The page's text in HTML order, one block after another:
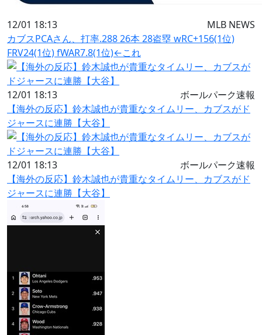
12/01 18:13
MLB NEWS
カブスPCAさん、打率.288 26本 28盗塁 wRC+156(1位)
FRV24(1位) fWAR7.8(1位)←これ
12/01 18:13
ボールパーク速報
【海外の反応】鈴木誠也が貴重なタイムリー、カブスがド
ジャースに連勝【大谷】
12/01 18:13
ボールパーク速報
【海外の反応】鈴木誠也が貴重なタイムリー、カブスがド
ジャースに連勝【大谷】